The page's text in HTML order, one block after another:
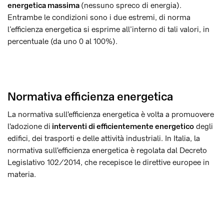
energetica massima (nessuno spreco di energia).
Entrambe le condizioni sono i due estremi, di norma
l’efficienza energetica si esprime all’interno di tali valori, in
percentuale (da uno 0 al 100%).
Normativa efficienza energetica
La normativa sull'efficienza energetica è volta a promuovere
l'adozione di interventi di efficientemente energetico degli
edifici, dei trasporti e delle attività industriali. In Italia, la
normativa sull'efficienza energetica è regolata dal Decreto
Legislativo 102/2014, che recepisce le direttive europee in
materia.